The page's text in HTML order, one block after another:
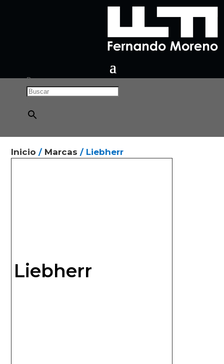
Buscar
Inicio / Marcas / Liebherr
Liebherr